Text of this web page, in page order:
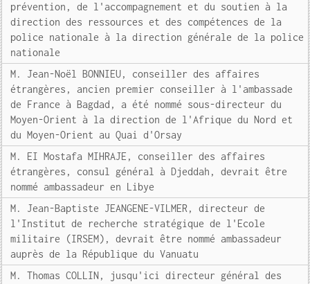
prévention, de l'accompagnement et du soutien à la
direction des ressources et des compétences de la
police nationale à la direction générale de la police
nationale
M. Jean-Noël BONNIEU, conseiller des affaires
étrangères, ancien premier conseiller à l'ambassade
de France à Bagdad, a été nommé sous-directeur du
Moyen-Orient à la direction de l'Afrique du Nord et
du Moyen-Orient au Quai d'Orsay
M. EI Mostafa MIHRAJE, conseiller des affaires
étrangères, consul général à Djeddah, devrait être
nommé ambassadeur en Libye
M. Jean-Baptiste JEANGENE-VILMER, directeur de
l'Institut de recherche stratégique de l'Ecole
militaire (IRSEM), devrait être nommé ambassadeur
auprès de la République du Vanuatu
M. Thomas COLLIN, jusqu'ici directeur général des